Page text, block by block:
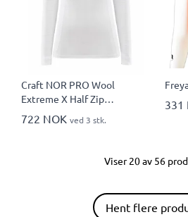
Craft NOR PRO Wool
Extreme X Half Zip
Langermet T-skjorte Dame
722 NOK ved 3 stk.
331
Viser 20 av 56
Hent flere